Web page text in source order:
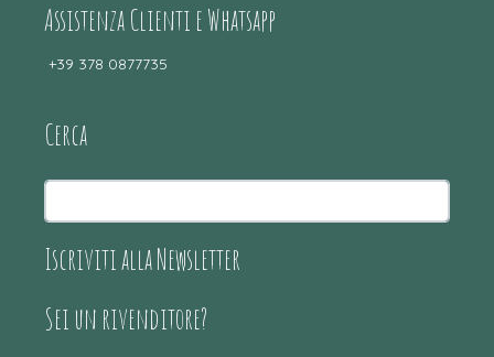
Assistenza Clienti e Whatsapp
+39 378 0877735
Cerca
Iscriviti alla Newsletter
Sei un rivenditore?